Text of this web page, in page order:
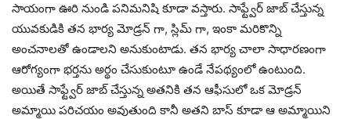
సాయంగా ఊరి నుండి పనిమనిషి కూడా వస్తారు. సాఫ్ట్వేర్ జాబ్ చేస్తున్న
యువకుడికి తన భార్య మోడ్రన్ గా, స్లిమ్ గా, ఇంకా మరికొన్ని
అంచనాలతో ఉండాలని అనుకుంటాడు. తన భార్య చాలా సాధారణంగా
ఆరోగ్యంగా భర్తను అర్థం చేసుకుంటూ ఉండే నేపథ్యంలో ఉంటుంది.
అయితే సాఫ్ట్వేర్ జాబ్ చేస్తున్న అతనికి తన ఆఫీసులో ఒక మోడ్రన్
అమ్మాయి పరిచయం అవుతుంది కానీ అతని బాస్ కూడా ఆ అమ్మాయిని